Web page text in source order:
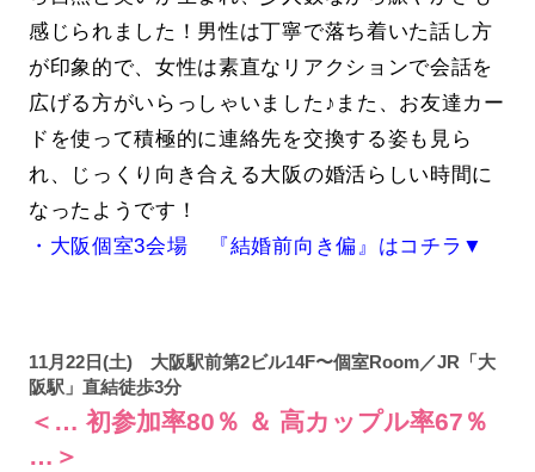
感じられました！男性は丁寧で落ち着いた話し方
が印象的で、女性は素直なリアクションで会話を
広げる方がいらっしゃいました♪また、お友達カー
ドを使って積極的に連絡先を交換する姿も見ら
れ、じっくり向き合える大阪の婚活らしい時間に
なったようです！
・大阪個室3会場 『結婚前向き偏』はコチラ▼
11月22日(土) 大阪駅前第2ビル14F〜個室Room／JR「大
阪駅」直結徒歩3分
＜… 初参加率80％ ＆ 高カップル率67％
…＞